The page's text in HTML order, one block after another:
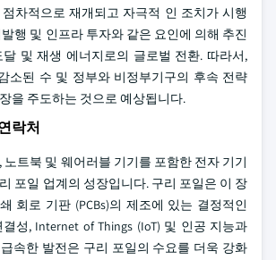
차적으로 재개되고 자극적 인 조치가 시행
행 및 인프라 투자와 같은 요인에 의해 추진
및 재생 에너지로의 글로벌 전환. 따라서,
소된 수 및 정부와 비정부기구의 후속 전략
을 주도하는 것으로 예상됩니다.
락처
노트북 및 웨어러블 기기를 포함한 전자 기기
포일 업계의 성장입니다. 구리 포일은 이 장
회로 기판 (PCBs)의 제조에 있는 결정적인
결성, Internet of Things (IoT) 및 인공 지능과
속한 발전은 구리 포일의 수요를 더욱 강화